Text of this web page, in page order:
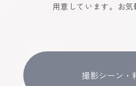
用意しています。お気
撮影シーン・